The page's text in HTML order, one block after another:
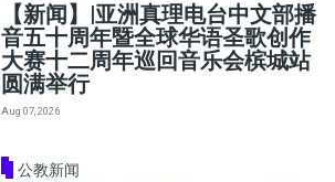
【新闻】|亚洲真理电台中文部播
音五十周年暨全球华语圣歌创作
大赛十二周年巡回音乐会槟城站
圆满举行
Aug 07, 2026
公教新闻